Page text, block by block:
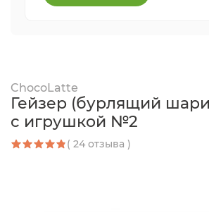
ChocoLatte
Гейзер (бурлящий
с игрушкой №2
( 24 отзыва )